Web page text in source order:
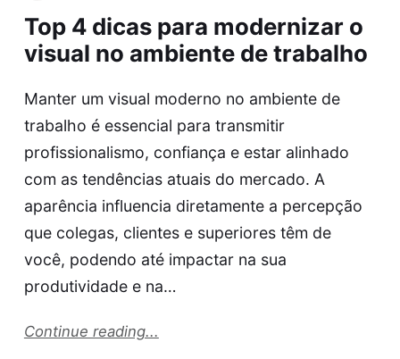
Top 4 dicas para modernizar o
visual no ambiente de trabalho
Manter um visual moderno no ambiente de
trabalho é essencial para transmitir
profissionalismo, confiança e estar alinhado
com as tendências atuais do mercado. A
aparência influencia diretamente a percepção
que colegas, clientes e superiores têm de
você, podendo até impactar na sua
produtividade e na…
Continue reading...